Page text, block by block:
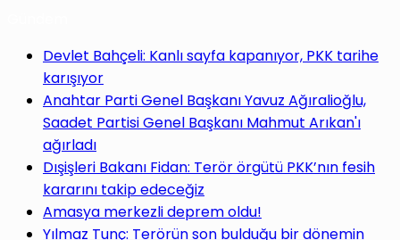
Devlet Bahçeli: Kanlı sayfa kapanıyor, PKK tarihe
karışıyor
Anahtar Parti Genel Başkanı Yavuz Ağıralioğlu,
Saadet Partisi Genel Başkanı Mahmut Arıkan'ı
ağırladı
Dışişleri Bakanı Fidan: Terör örgütü PKK’nın fesih
kararını takip edeceğiz
Amasya merkezli deprem oldu!
Yılmaz Tunç: Terörün son bulduğu bir dönemin